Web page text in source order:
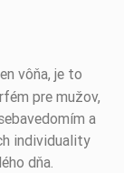
vôňa, je to
pre mužov,
a
individuality
dňa.